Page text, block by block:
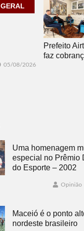
Morro
GERAL
05/08/2026
Prefeito
faz
sobre
Uma homenagem
especial no Prêmio
do Esporte – 2002
Opinião
Maceió é o ponto
nordeste brasileiro